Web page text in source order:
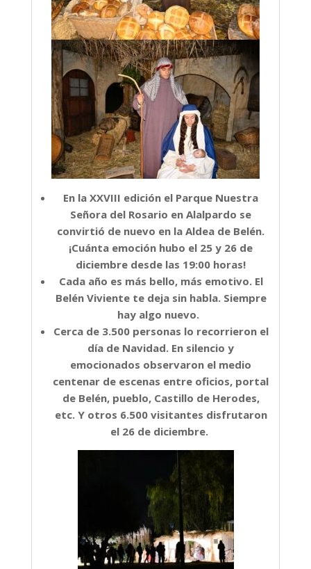
En la XXVIII edición el Parque Nuestra
Señora del Rosario en Alalpardo se
convirtió de nuevo en la Aldea de Belén.
¡Cuánta emoción hubo el 25 y 26 de
diciembre desde las 19:00 horas!
Cada año es más bello, más emotivo. El
Belén Viviente te deja sin habla. Siempre
hay algo nuevo.
Cerca de 3.500 personas lo recorrieron el
día de Navidad. En silencio y
emocionados observaron el medio
centenar de escenas entre oficios, portal
de Belén, pueblo, Castillo de Herodes,
etc. Y otros 6.500 visitantes disfrutaron
el 26 de diciembre.